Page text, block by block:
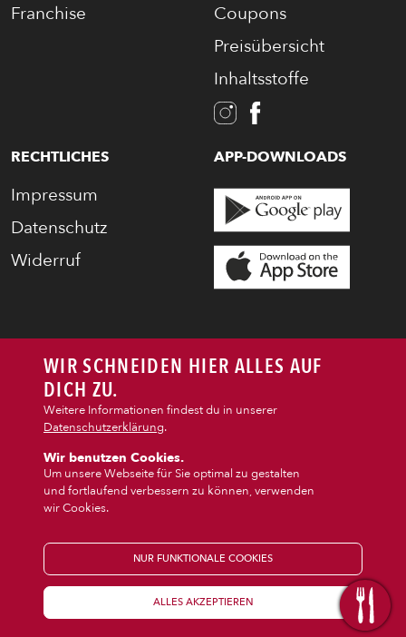
Franchise
Coupons
Preisübersicht
Inhaltsstoffe
RECHTLICHES
Impressum
Datenschutz
Widerruf
APP-DOWNLOADS
WIR SCHNEIDEN HIER ALLES AUF
DICH ZU.
Weitere Informationen findest du in unserer
Datenschutzerklärung.
Wir benutzen Cookies.
Um unsere Webseite für Sie optimal zu gestalten
und fortlaufend verbessern zu können, verwenden
wir Cookies.
NUR FUNKTIONALE COOKIES
ALLES AKZEPTIEREN